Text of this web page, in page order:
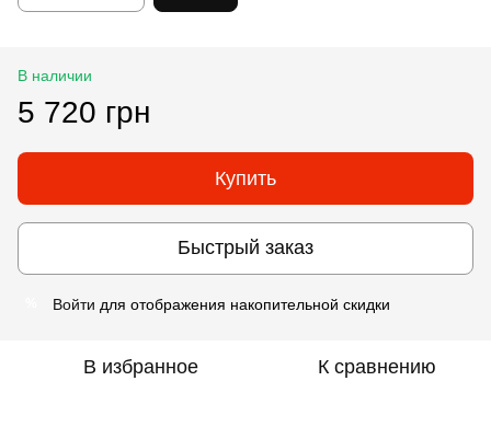
В наличии
5 720 грн
Купить
Быстрый заказ
Войти для отображения накопительной скидки
В избранное К сравнению